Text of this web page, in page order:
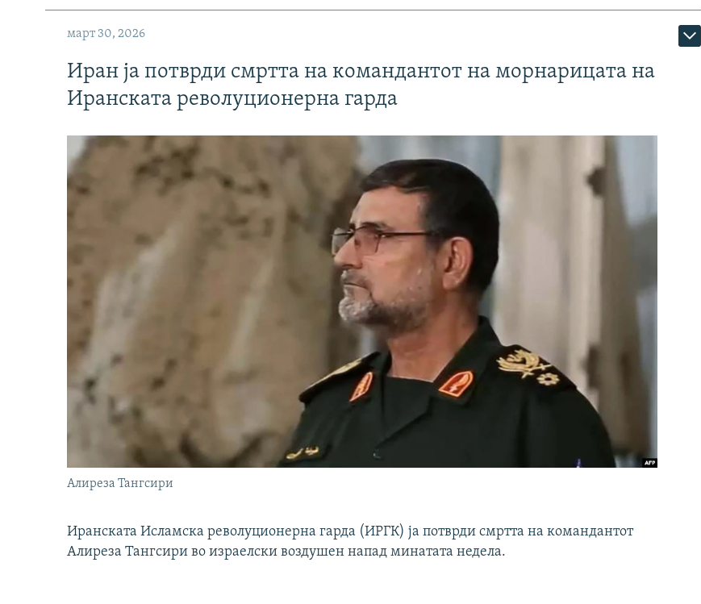
март 30, 2026
Иран ја потврди смртта на командантот на морнарицата на
Иранската револуционерна гарда
Алиреза Тангсири
Иранската Исламска револуционерна гарда (ИРГК) ја потврди смртта на командантот
Алиреза Тангсири во израелски воздушен напад минатата недела.